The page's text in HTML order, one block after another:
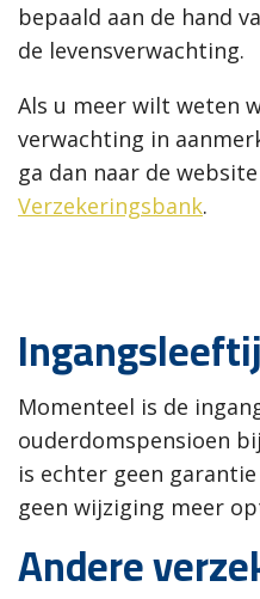
bepaald aan de hand
de levensverwachting.
Als u meer wilt weten
verwachting in
ga dan naar de
Verzekeringsbank.
Momenteel is de
ouderdomspensioen
is echter geen
geen wijziging meer
Andere